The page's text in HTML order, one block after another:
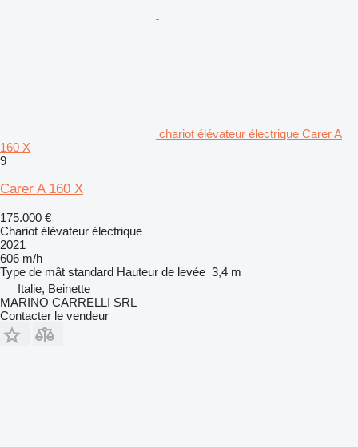
chariot élévateur électrique Carer A
160 X
9
Carer A 160 X
175.000 €
Chariot élévateur électrique
2021
606 m/h
Type de mât standard Hauteur de levée 3,4 m
Italie, Beinette
MARINO CARRELLI SRL
Contacter le vendeur